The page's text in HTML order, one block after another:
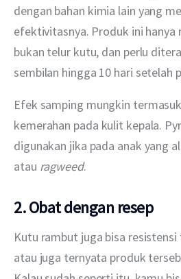
dengan bahan kimia lain yang
efektivitasnya. Produk ini hanya
bukan telur kutu, dan perlu
sembilan hingga 10 hari setelah
Efek samping mungkin
kemerahan pada kulit kepala.
digunakan jika pada anak yang
atau ragweed.
2. Obat dengan resep
Kutu rambut juga bisa
atau juga ternyata produk